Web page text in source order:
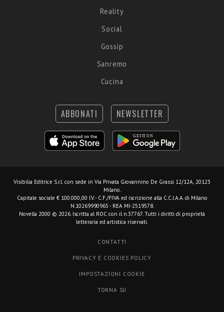
Reality
Social
Gossip
Sanremo
Cucina
ABBONATI NEWSLETTER
Visibilia Editrice S.r.l. con sede in Via Privata Giovannino De Grassi 12/12A, 20123
Milano.
Capitale sociale € 100.000,00 I.V. - C.F./P.IVA ed iscrizione alla C.C.I.A.A. di Milano
N.10269990965 - REA MI-2519578.
Novella 2000 © 2026. Iscritta al ROC con il n.37767. Tutti i diritti di proprietà
letteraria ed artistica riservati.
CONTATTI
PRIVACY E COOKIES POLICY
IMPOSTAZIONI COOKIE
TORNA SU